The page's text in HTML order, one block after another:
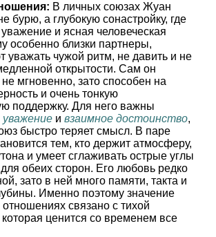
В личных союзах Жуан
бурю, а глубокую сонастройку, где
и ясная человеческая
особенно близки партнеры,
уважать чужой ритм, не давить и не
открытости. Сам он
мгновенно, зато способен на
и очень тонкую
поддержку. Для него важны
уважение и взаимное достоинство,
быстро теряет смысл. В паре
тем, кто держит атмосферу,
и умеет сглаживать острые углы
обеих сторон. Его любовь редко
зато в ней много памяти, такта и
Именно поэтому значение
связано с тихой
ценится со временем все